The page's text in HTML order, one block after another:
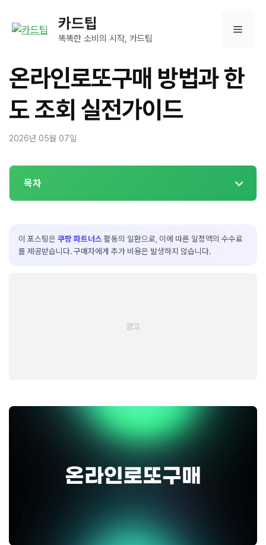
카드팁
똑똑한 소비의 시작, 카드팁
메
온라인로또구매 방법과 한
도 조회 실전가이드
2026년 05월 07일
목차
이 포스팅은 쿠팡 파트너스 활동의 일환으로, 이에 따른 일정액의 수수료
를 제공받습니다. 구매자에게 추가 비용은 발생하지 않습니다.